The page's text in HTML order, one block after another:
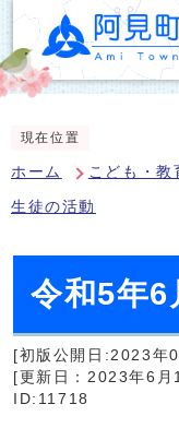
現在位置
ホーム こども・教
生徒の活動
令和5年6
[初版公開日:2023年
[更新日：2023年6月
ID:11718